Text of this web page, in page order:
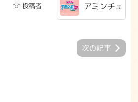
投稿者 アミンチュ
次の記事